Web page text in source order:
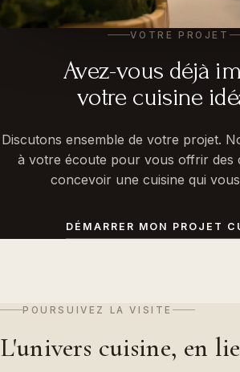
VOTRE PROJET
Avez-vous déjà
votre cuisine
Discutons ensemble de votre projet.
à votre écoute pour vous offrir des
concevoir une cuisine qui
DÉMARRER MON PROJET
POURSUIVEZ LA VISITE
L'univers cuisine, en